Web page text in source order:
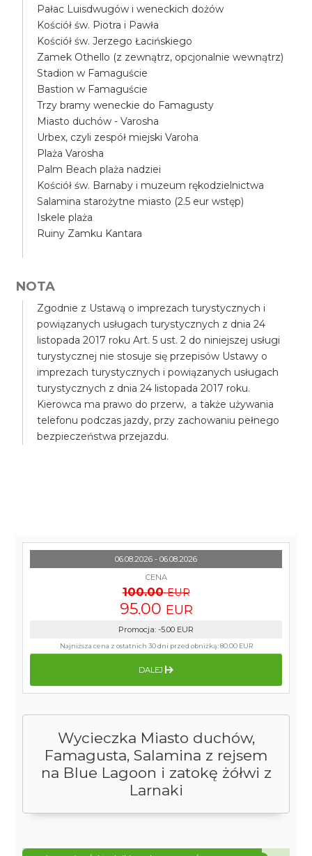
Pałac Luisdwugów i weneckich dożów
Kościół św. Piotra i Pawła
Kościół św. Jerzego Łacińskiego
Zamek Othello (z zewnątrz, opcjonalnie wewnątrz)
Stadion w Famaguście
Bastion w Famaguście
Trzy bramy weneckie do Famagusty
Miasto duchów - Varosha
Urbex, czyli zespół miejski Varoha
Plaża Varosha
Palm Beach plaża nadziei
Kościół św. Barnaby i muzeum rękodzielnictwa
Salamina starożytne miasto (2.5 eur wstęp)
Iskele plaża
Ruiny Zamku Kantara
NOTA
Zgodnie z Ustawą o imprezach turystycznych i
powiązanych usługach turystycznych z dnia 24
listopada 2017 roku Art. 5 ust. 2 do niniejszej usługi
turystycznej nie stosuje się przepisów Ustawy o
imprezach turystycznych i powiązanych usługach
turystycznych z dnia 24 listopada 2017 roku.
Kierowca ma prawo do przerw, a także używania
telefonu podczas jazdy, przy zachowaniu pełnego
bezpieczeństwa przejazdu.
Wycieczka Miasto duchów,
Famagusta, Salamina z rejsem
na Blue Lagoon i zatokę żółwi z
Larnaki
06.08.2026 - 06.08.2026
CENA
100.00 EUR
95.00 EUR
Promocja: -5.00 EUR
Najniższa cena z ostatnich 30 dni przed obniżką:80.00 EUR
DALEJ